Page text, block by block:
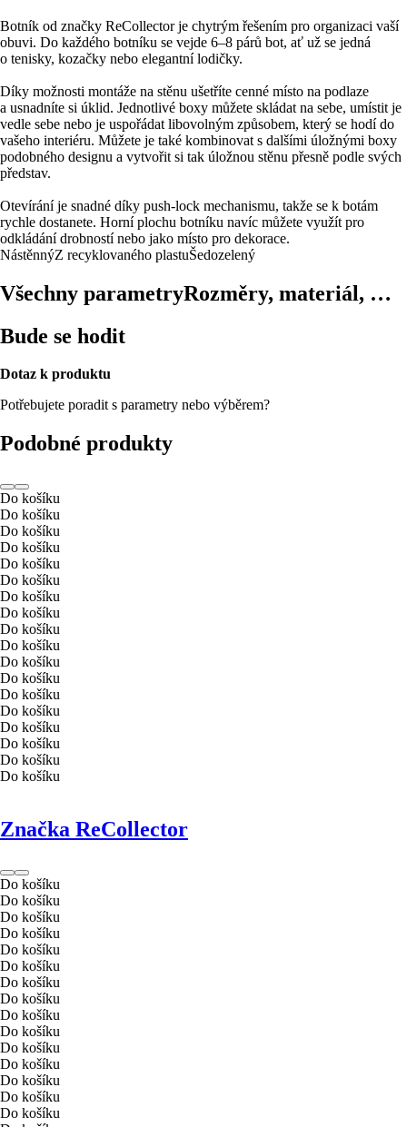
Botník od značky ReCollector je chytrým řešením pro organizaci vaší
obuvi. Do každého botníku se vejde 6–8 párů bot, ať už se jedná
o tenisky, kozačky nebo elegantní lodičky.
Díky možnosti montáže na stěnu ušetříte cenné místo na podlaze
a usnadníte si úklid. Jednotlivé boxy můžete skládat na sebe, umístit je
vedle sebe nebo je uspořádat libovolným způsobem, který se hodí do
vašeho interiéru. Můžete je také kombinovat s dalšími úložnými boxy
podobného designu a vytvořit si tak úložnou stěnu přesně podle svých
představ.
Otevírání je snadné díky push-lock mechanismu, takže se k botám
rychle dostanete. Horní plochu botníku navíc můžete využít pro
odkládání drobností nebo jako místo pro dekorace.
NástěnnýZ recyklovaného plastuŠedozelený
Všechny parametryRozměry, materiál, …
Bude se hodit
Dotaz k produktu
Potřebujete poradit s parametry nebo výběrem?
Podobné produkty
Do košíku
Do košíku
Do košíku
Do košíku
Do košíku
Do košíku
Do košíku
Do košíku
Do košíku
Do košíku
Do košíku
Do košíku
Do košíku
Do košíku
Do košíku
Do košíku
Do košíku
Do košíku
Značka ReCollector
Do košíku
Do košíku
Do košíku
Do košíku
Do košíku
Do košíku
Do košíku
Do košíku
Do košíku
Do košíku
Do košíku
Do košíku
Do košíku
Do košíku
Do košíku